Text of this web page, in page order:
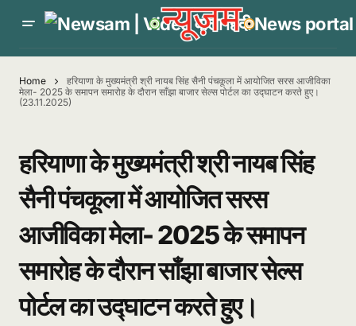
Home
हरियाणा के मुख्यमंत्री श्री नायब सिंह सैनी पंचकूला में आयोजित सरस आजीविका
मेला- 2025 के समापन समारोह के दौरान साँझा बाजार सेल्स पोर्टल का उद्घाटन करते हुए।
(23.11.2025)
हरियाणा के मुख्यमंत्री श्री नायब सिंह
सैनी पंचकूला में आयोजित सरस
आजीविका मेला- 2025 के समापन
समारोह के दौरान साँझा बाजार सेल्स
पोर्टल का उद्घाटन करते हुए।